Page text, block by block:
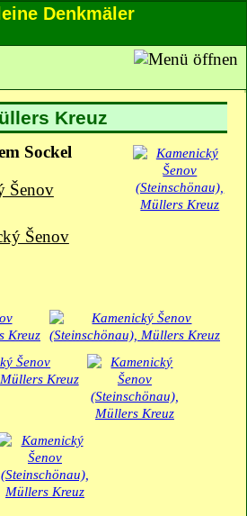
Denkmäler
Kreuz
Sockel
Šenov
Šenov